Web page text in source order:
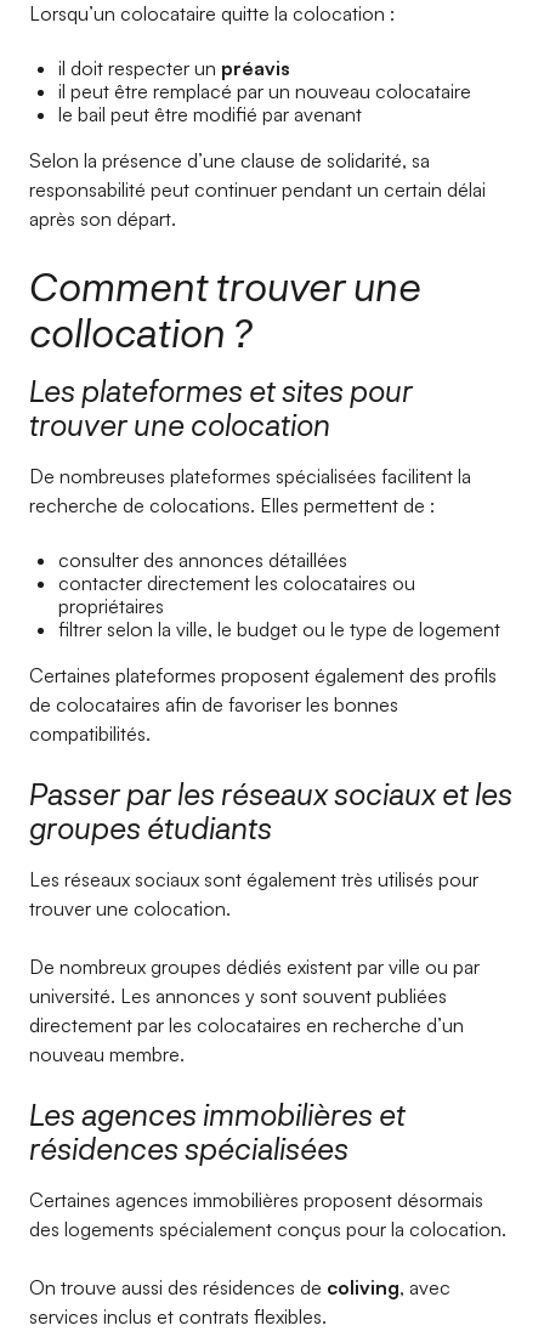
Lorsqu’un colocataire quitte la colocation :
il doit respecter un préavis
il peut être remplacé par un nouveau colocataire
le bail peut être modifié par avenant
Selon la présence d’une clause de solidarité, sa
responsabilité peut continuer pendant un certain délai
après son départ.
Comment trouver une
collocation ?
Les plateformes et sites pour
trouver une colocation
De nombreuses plateformes spécialisées facilitent la
recherche de colocations. Elles permettent de :
consulter des annonces détaillées
contacter directement les colocataires ou
propriétaires
filtrer selon la ville, le budget ou le type de logement
Certaines plateformes proposent également des profils
de colocataires afin de favoriser les bonnes
compatibilités.
Passer par les réseaux sociaux et les
groupes étudiants
Les réseaux sociaux sont également très utilisés pour
trouver une colocation.
De nombreux groupes dédiés existent par ville ou par
université. Les annonces y sont souvent publiées
directement par les colocataires en recherche d’un
nouveau membre.
Les agences immobilières et
résidences spécialisées
Certaines agences immobilières proposent désormais
des logements spécialement conçus pour la colocation.
On trouve aussi des résidences de coliving, avec
services inclus et contrats flexibles.